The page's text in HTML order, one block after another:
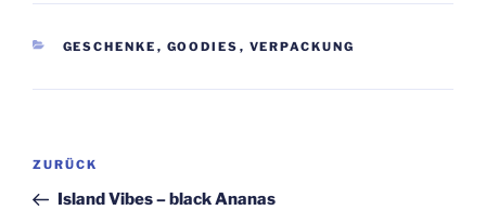
KATEGORIEN
GESCHENKE , GOODIES , VERPACKUNG
Beitragsnavigation
Vorheriger
Beitrag
ZURÜCK
Island Vibes – black Ananas